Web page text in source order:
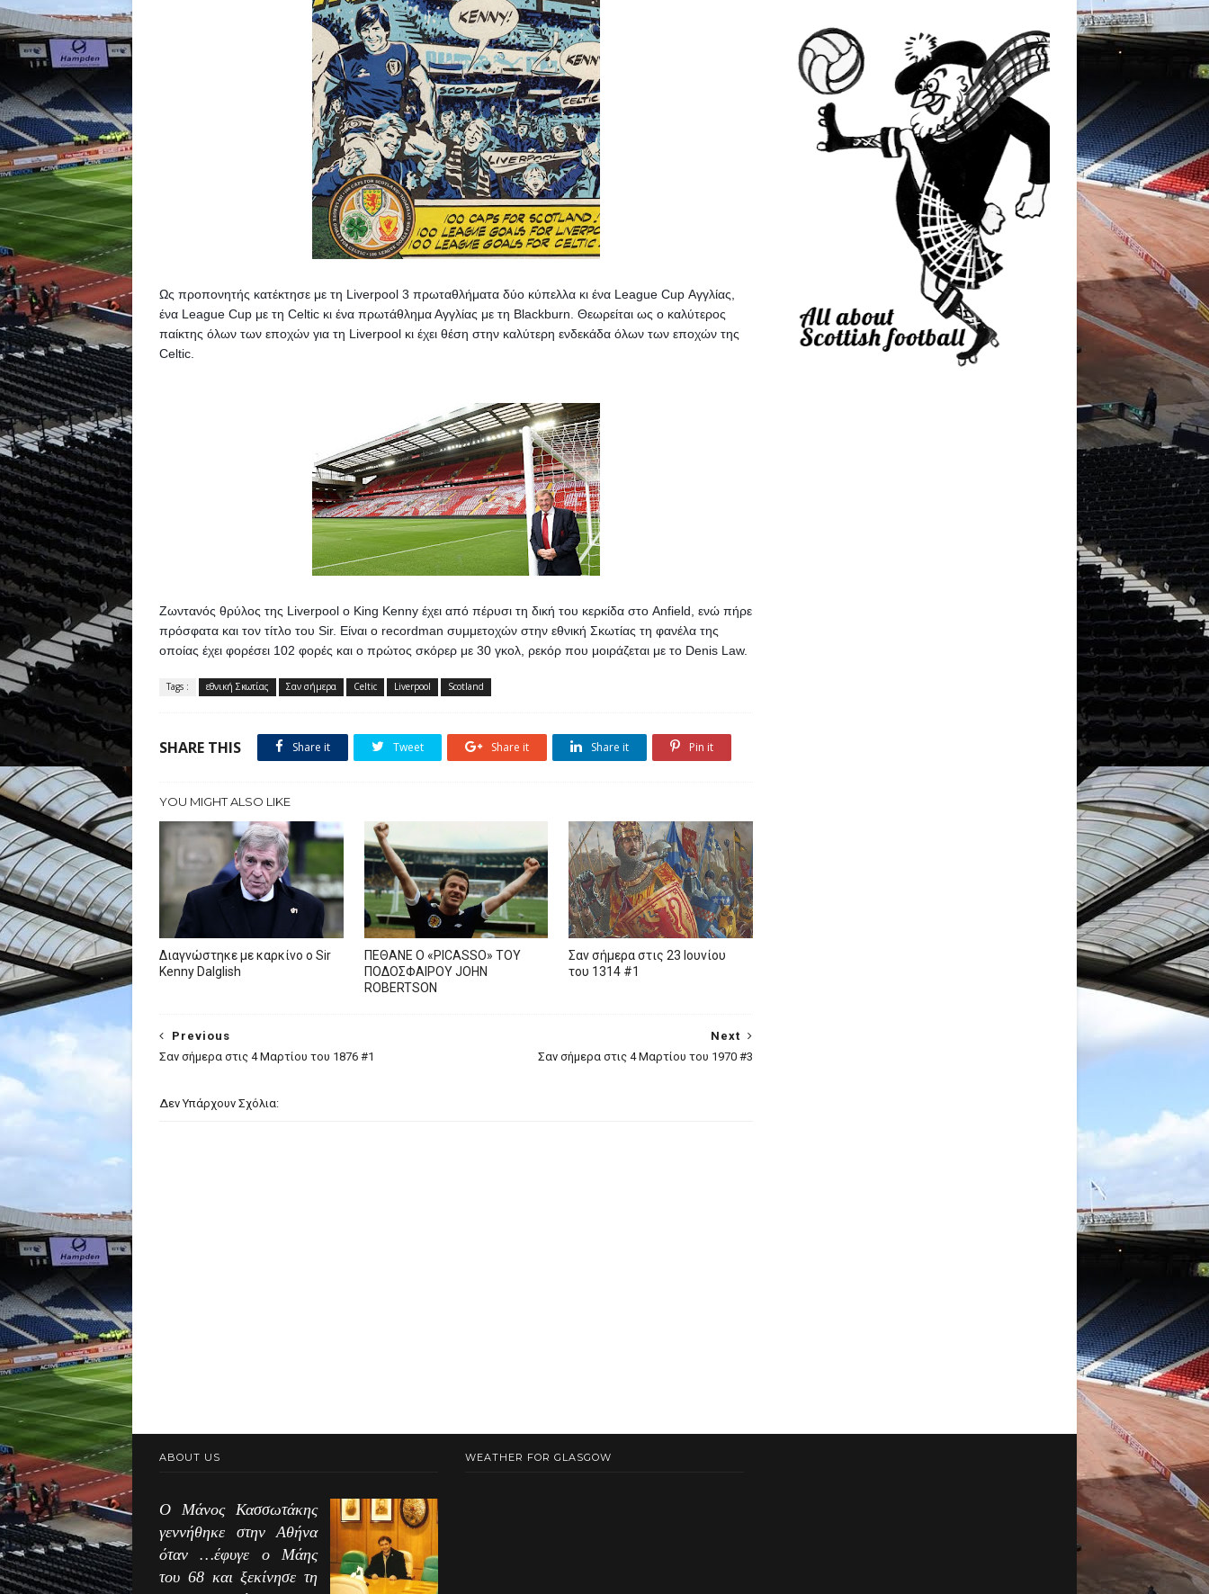
Ως προπονητής κατέκτησε με τη Liverpool 3 πρωταθλήματα δύο κύπελλα κι ένα League Cup Αγγλίας,
ένα League Cup με τη Celtic κι ένα πρωτάθλημα Αγγλίας με τη Blackburn. Θεωρείται ως ο καλύτερος
παίκτης όλων των εποχών για τη Liverpool κι έχει θέση στην καλύτερη ενδεκάδα όλων των εποχών της
Celtic.
Ζωντανός θρύλος της Liverpool o King Kenny έχει από πέρυσι τη δική του κερκίδα στο Anfield, ενώ πήρε
πρόσφατα και τον τίτλο του Sir. Eίναι ο recordman συμμετοχών στην εθνική Σκωτίας τη φανέλα της
οποίας έχει φορέσει 102 φορές και ο πρώτος σκόρερ με 30 γκολ, ρεκόρ που μοιράζεται με το Denis Law.
Tags : εθνική Σκωτίας Σαν σήμερα Celtic Liverpool Scotland
SHARE THIS Share it Tweet Share it Share it Pin it
YOU MIGHT ALSO LIKE
Διαγνώστηκε με καρκίνο ο Sir
Kenny Dalglish
ΠΕΘΑΝΕ Ο «PICASSO» TOY
ΠΟΔΟΣΦΑΙΡΟΥ JOHN
ROBERTSON
Σαν σήμερα στις 23 Ιουνίου
του 1314 #1
Next
Σαν σήμερα στις 4 Μαρτίου του 1970 #3
Previous
Σαν σήμερα στις 4 Μαρτίου του 1876 #1
Δεν Υπάρχουν Σχόλια:
ABOUT US
Ο Μάνος Κασσωτάκης
γεννήθηκε στην Αθήνα
όταν …έφυγε ο Μάης
του 68 και ξεκίνησε τη
WEATHER FOR GLASGOW